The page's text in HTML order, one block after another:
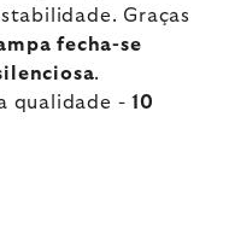
Graças
fecha-se
.
qualidade -10